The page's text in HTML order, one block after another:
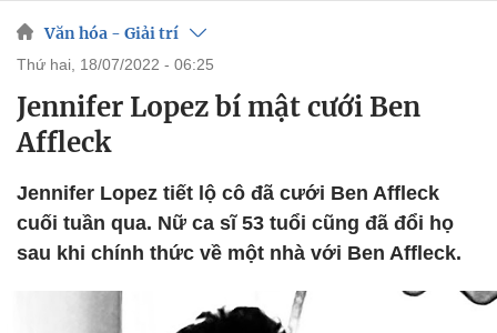
Văn hóa - Giải trí
thứ hai, 18/07/2022 - 06:25
Jennifer Lopez bí mật cưới Ben
Affleck
Jennifer Lopez tiết lộ cô đã cưới Ben Affleck
cuối tuần qua. Nữ ca sĩ 53 tuổi cũng đã đổi họ
sau khi chính thức về một nhà với Ben Affleck.